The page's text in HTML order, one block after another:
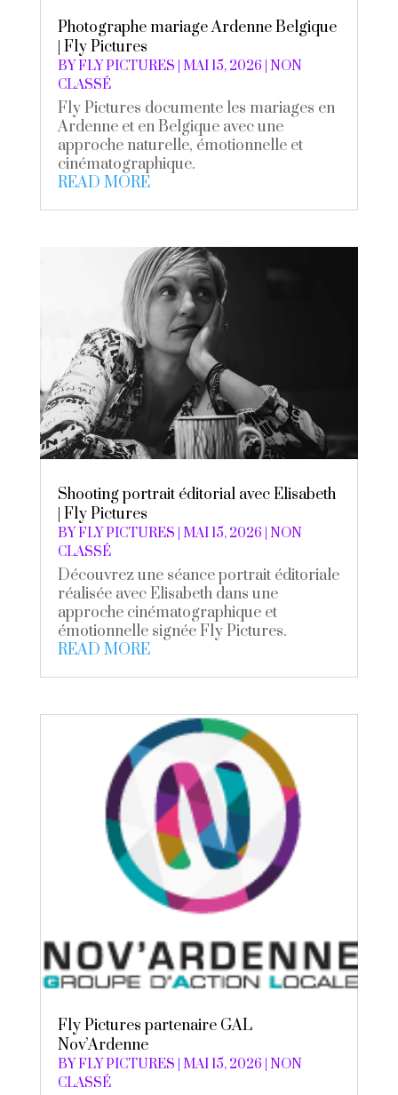
Photographe mariage Ardenne Belgique
| Fly Pictures
BYFLY PICTURES MAI 15, 2026 NON
CLASSÉ
Fly Pictures documente les mariages en
Ardenne et en Belgique avec une
approche naturelle, émotionnelle et
cinématographique.
READ MORE
Shooting portrait éditorial avec Elisabeth
| Fly Pictures
BYFLY PICTURES MAI 15, 2026 NON
CLASSÉ
Découvrez une séance portrait éditoriale
réalisée avec Elisabeth dans une
approche cinématographique et
émotionnelle signée Fly Pictures.
READ MORE
Fly Pictures partenaire GAL
Nov’Ardenne
BYFLY PICTURES MAI 15, 2026 NON
CLASSÉ